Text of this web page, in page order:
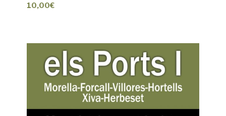
10,00€